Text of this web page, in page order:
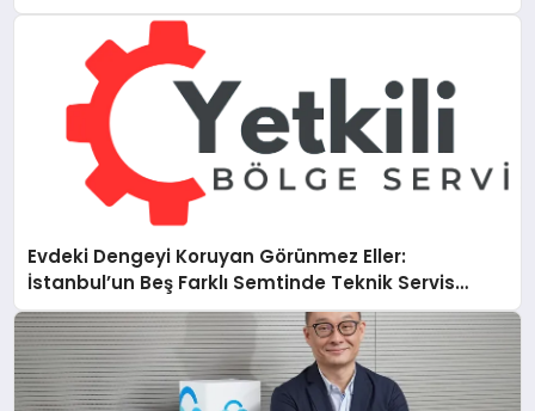
Evdeki Dengeyi Koruyan Görünmez Eller:
İstanbul’un Beş Farklı Semtinde Teknik Servis
Gerçeği